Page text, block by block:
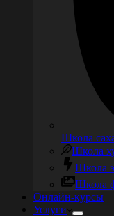
Школа
Школа
Школа
Школа
Онлайн-курсы
Услуги